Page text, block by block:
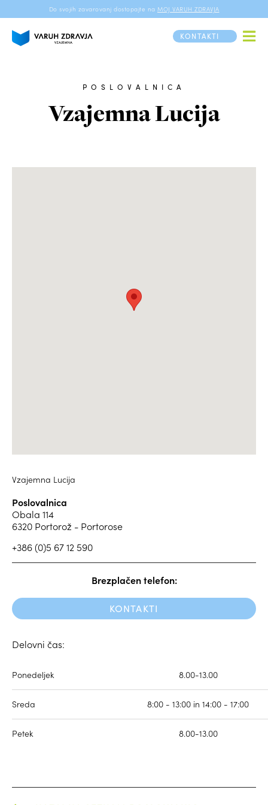
Do svojih zavarovanj dostopajte na MOJ VARUH ZDRAVJA
KONTAKTI
POSLOVALNICA
Vzajemna Lucija
Vzajemna Lucija
Poslovalnica
Obala 114
6320 Portorož - Portorose
+386 (0)5 67 12 590
Brezplačen telefon:
KONTAKTI
Delovni čas:
Ponedeljek 8.00-13.00
Sreda 8:00 - 13:00 in 14:00 - 17:00
Petek 8.00-13.00